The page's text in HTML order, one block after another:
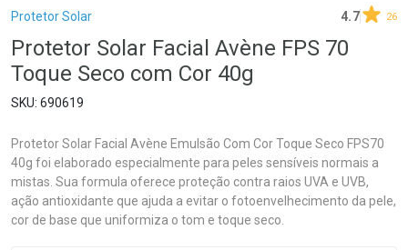
Breadcrumb
Protetor Solar 4.7 26
Protetor Solar Facial Avène FPS 70
Toque Seco com Cor 40g
690619
Protetor Solar Facial Avène Emulsão Com Cor Toque Seco FPS70
40g foi elaborado especialmente para peles sensíveis normais a
mistas. Sua formula oferece proteção contra raios UVA e UVB,
ação antioxidante que ajuda a evitar o fotoenvelhecimento da pele,
cor de base que uniformiza o tom e toque seco.